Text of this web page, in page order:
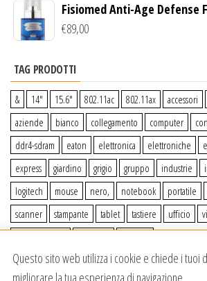
Fisiomed Anti-Age Defense
€89,00
TAG PRODOTTI
& 14″ 15.6″ 802.11ac 802.11ax accessori
aziende
bianco collegamento computer
ddr4-sdram
eaton elettronica elettroniche
express
giardino grigio gruppo industrie
logitech
mouse nero, notebook portatile
scanner
stampante tablet tastiere ufficio
Questo sito web utilizza i cookie e chiede i tuoi
migliorare la tua esperienza di navigazione.